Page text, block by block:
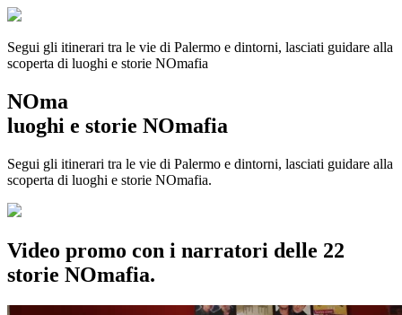
Segui gli itinerari tra le vie di Palermo e dintorni, lasciati guidare alla
scoperta di luoghi e storie NOmafia
NOma
luoghi e storie NOmafia
Segui gli itinerari tra le vie di Palermo e dintorni, lasciati guidare alla
scoperta di luoghi e storie NOmafia.
Video promo con i narratori delle 22
storie NOmafia.